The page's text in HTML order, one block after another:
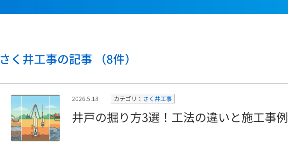
さく井工事の記事 （8件）
2026.5.18 カテゴリ： さく井工事
井戸の掘り方3選！工法の違いと施工事例